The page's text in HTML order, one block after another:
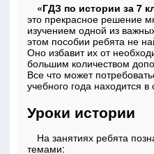
«ГДЗ по истории за 7
это прекрасное решение
изучением одной из
этом пособии ребята не
Оно избавит их от
большим количеством
Все что может
учебного года находится
Уроки истории
На занятиях ребята
темами: